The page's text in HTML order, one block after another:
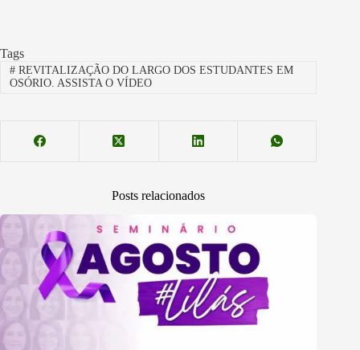
Tags
#REVITALIZAÇÃO DO LARGO DOS ESTUDANTES EM
OSÓRIO. ASSISTA O VÍDEO
Posts relacionados